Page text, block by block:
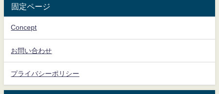
固定ページ
Concept
お問い合わせ
プライバシーポリシー